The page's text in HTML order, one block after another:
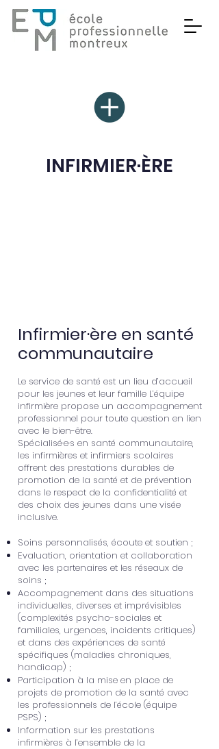
INFIRMIER·ÈRE
Infirmier·ère en santé
communautaire
Le service de santé est un lieu d’accueil
pour les jeunes et leur famille L’équipe
infirmière propose un accompagnement
professionnel pour toute question en lien
avec le bien-être.
Spécialisé·e·s en santé communautaire,
les infirmières et infirmiers scolaires
offrent des prestations durables de
promotion de la santé et de prévention
dans le respect de la confidentialité et
des choix des jeunes dans une visée
inclusive.
Soins personnalisés, écoute et soutien ;
Evaluation, orientation et collaboration
avec les partenaires et les réseaux de
soins ;
Accompagnement dans des situations
individuelles, diverses et imprévisibles
(complexités psycho-sociales et
familiales, urgences, incidents critiques)
et dans des expériences de santé
spécifiques (maladies chroniques,
handicap) ;
Participation à la mise en place de
projets de promotion de la santé avec
les professionnels de l’école (équipe
PSPS) ;
Information sur les prestations
infirmières à l’ensemble de la